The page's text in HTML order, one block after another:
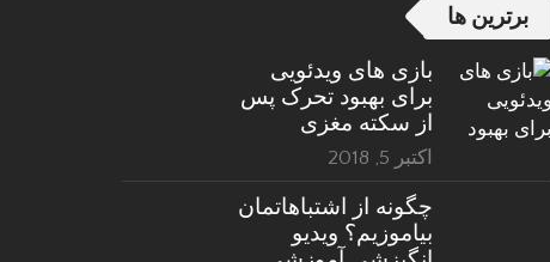
برترین ها
بازی های ویدئویی
برای بهبود تحرک پس
از سکته مغزی
اکتبر 5, 2018
چگونه از اشتباهاتمان
بیاموزیم؟ ویدیو